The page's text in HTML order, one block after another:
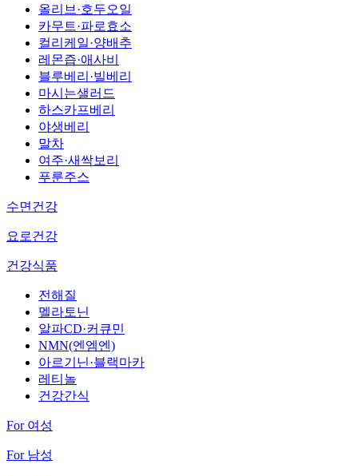
올리브·호두오일
카무트·파로효소
컬리케일·양배추
레몬즙·애사비
블루베리·빌베리
마시는샐러드
하스카프베리
야생베리
말차
여주·새싹보리
푸룬주스
수면건강
요로건강
건강식품
전해질
멜라토닌
알파CD·커큐민
NMN(엔엠엔)
아르기닌·블랙마카
레티놀
건강간식
For 여성
For 남성